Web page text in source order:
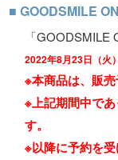
■ GOODSMILE
「
2022年8月23日（火
※本商品は、販売
※上記期間中で
す。
※以降に予約を